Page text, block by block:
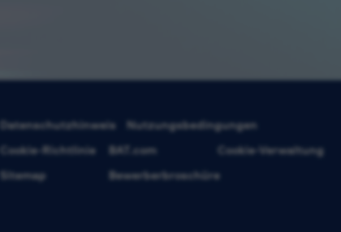
Datenschutzhinweis
Nutzungsbedingungen
Cookie-Richtlinie
BAT.com
Cookie-Verwaltung
Sitemap
Bewerberbroschüre